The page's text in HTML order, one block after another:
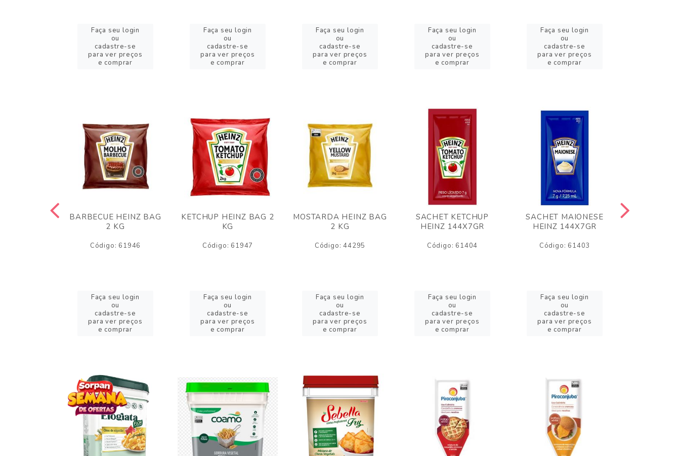
Faça seu login
ou
cadastre-se
para ver preços
e comprar
Faça seu login
ou
cadastre-se
para ver preços
e comprar
Faça seu login
ou
cadastre-se
para ver preços
e comprar
Faça seu login
ou
cadastre-se
para ver preços
e comprar
Faça seu login
ou
cadastre-se
para ver preços
e comprar
BARBECUE HEINZ BAG
2 KG
Código: 61946
Faça seu login
ou
cadastre-se
para ver preços
e comprar
KETCHUP HEINZ BAG 2
KG
Código: 61947
Faça seu login
ou
cadastre-se
para ver preços
e comprar
MOSTARDA HEINZ BAG
2 KG
Código: 44295
Faça seu login
ou
cadastre-se
para ver preços
e comprar
SACHET KETCHUP
HEINZ 144X7GR
Código: 61404
Faça seu login
ou
cadastre-se
para ver preços
e comprar
SACHET MAIONESE
HEINZ 144X7GR
Código: 61403
Faça seu login
ou
cadastre-se
para ver preços
e comprar